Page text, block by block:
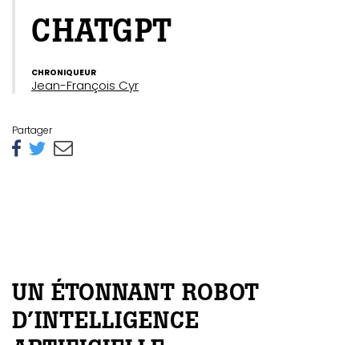
CHATGPT
CHRONIQUEUR
Jean-François Cyr
Partager
UN ÉTONNANT ROBOT
D’INTELLIGENCE